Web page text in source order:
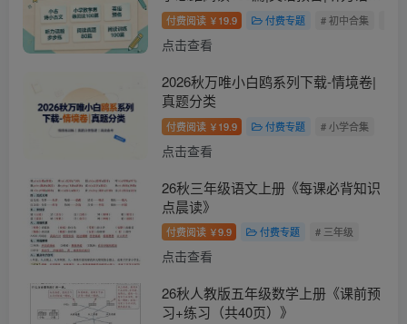
步步练|阅读真题80篇|阅读训练100篇
付费阅读 ￥ 19.9 付费专题 # 初中合集
点击查看
2026秋万唯小白鸥系列下载-情境卷|
真题分类
付费阅读 ￥ 19.9 付费专题 # 小学合集
点击查看
26秋三年级语文上册《每课必背知识
点晨读》
付费阅读 ￥9.9 付费专题 # 三年级
点击查看
26秋人教版五年级数学上册《课前预
习+练习（共40页）》